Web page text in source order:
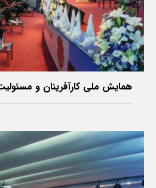
‌همایش ملی کارآفرینان و